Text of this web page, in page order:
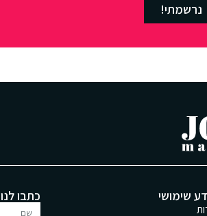
נרשמתי!
שימושי כתבו לנו